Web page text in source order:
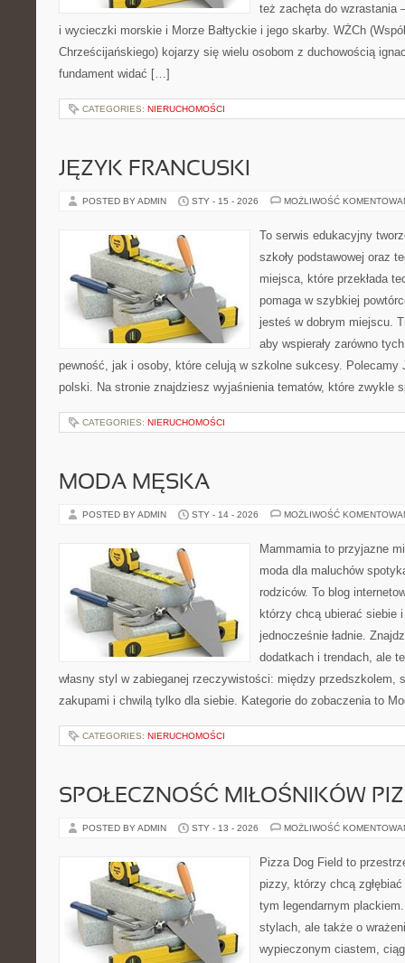
też zachęta do wzrastania
i wycieczki morskie i Morze Bałtyckie i jego skarby. WŻCh
Chrześcijańskiego) kojarzy się wielu osobom z duchowością
fundament widać […]
CATEGORIES: NIERUCHOMOŚCI
JĘZYK FRANCUSKI
POSTED BY ADMIN STY - 15 - 2026 MOŻLIWOŚĆ
To serwis edukacyjny
szkoły podstawowej oraz
miejsca, które przekłada
pomaga w szybkiej
jesteś w dobrym miejscu.
aby wspierały zarówno
pewność, jak i osoby, które celują w szkolne sukcesy.
polski. Na stronie znajdziesz wyjaśnienia tematów, które zwykle
CATEGORIES: NIERUCHOMOŚCI
MODA MĘSKA
POSTED BY ADMIN STY - 14 - 2026 MOŻLIWOŚĆ
Mammamia to przyjazne
moda dla maluchów
rodziców. To blog
którzy chcą ubierać siebie
jednocześnie ładnie.
dodatkach i trendach, ale
własny styl w zabieganej rzeczywistości: między przedszkolem,
zakupami i chwilą tylko dla siebie. Kategorie do zobaczenia to
CATEGORIES: NIERUCHOMOŚCI
SPOŁECZNOŚĆ MIŁOŚNIKÓW
POSTED BY ADMIN STY - 13 - 2026 MOŻLIWOŚĆ
Pizza Dog Field to
pizzy, którzy chcą
tym legendarnym
stylach, ale także o
wypieczonym ciastem,